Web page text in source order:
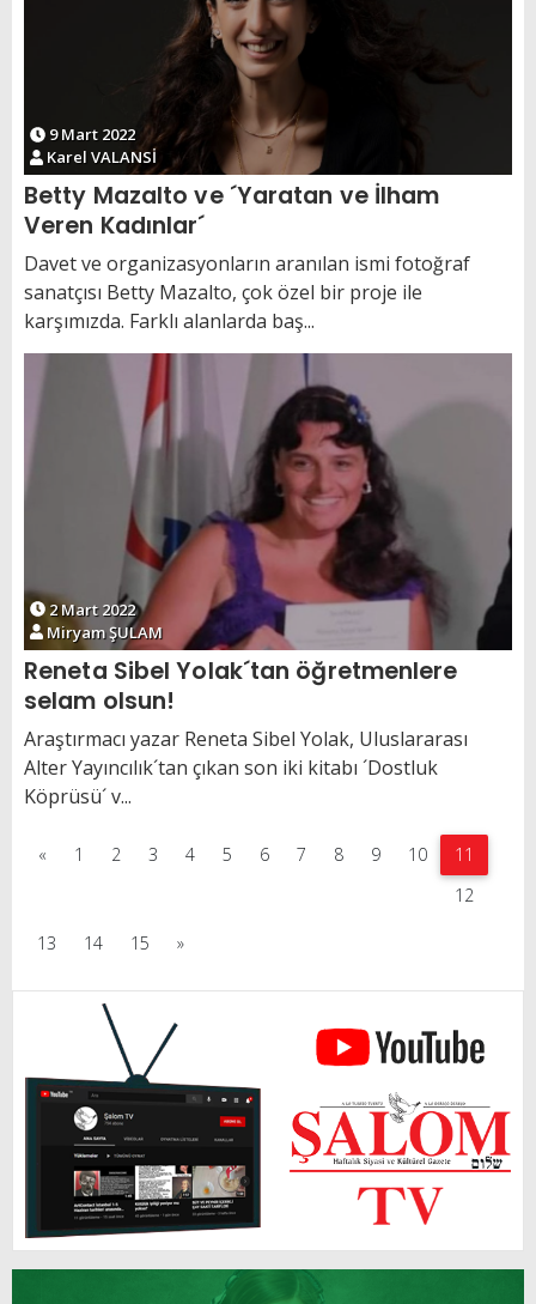
9 Mart 2022
Karel VALANSİ
Betty Mazalto ve ´Yaratan ve İlham
Veren Kadınlar´
Davet ve organizasyonların aranılan ismi fotoğraf
sanatçısı Betty Mazalto, çok özel bir proje ile
karşımızda. Farklı alanlarda baş...
2 Mart 2022
Miryam ŞULAM
Reneta Sibel Yolak´tan öğretmenlere
selam olsun!
Araştırmacı yazar Reneta Sibel Yolak, Uluslararası
Alter Yayıncılık´tan çıkan son iki kitabı ´Dostluk
Köprüsü´ v...
« 1 2 3 4 5 6 7 8 9 10
11
12
13 14 15 »